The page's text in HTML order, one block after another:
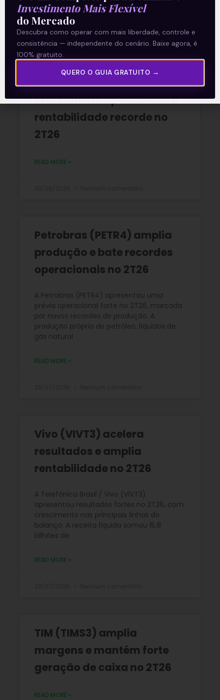
READ MORE »
06/08/2026 Nenhum comentário
Multiplan (MULT3) combina
crescimento operacional e
rentabilidade recorde no
2T26
READ MORE »
Petrobras (PETR4) amplia
produção e bate recordes
operacionais no 2T26
A Petrobras (PETR4) apresentou uma
prévia operacional forte no 2T26, marcada
por novos recordes de produção. A
produção própria de petróleo, líquidos de
gás natural
READ MORE »
Vivo (VIVT3) acelera
resultados e amplia
rentabilidade no 2T26
A Telefônica Brasil / Vivo (VIVT3)
apresentou resultados fortes no 2T26, com
crescimento nas principais linhas do
balanço. A receita líquida somou 15,8
bilhões de
READ MORE »
TIM (TIMS3) amplia
margens e mantém forte
geração de caixa no 2T26
READ MORE »
Investimento Mais Flexível
do Mercado
Descubra como operar com mais liberdade, controle e
consistência — independente do cenário. Baixe agora, é
100% gratuito.
QUERO O GUIA GRATUITO →